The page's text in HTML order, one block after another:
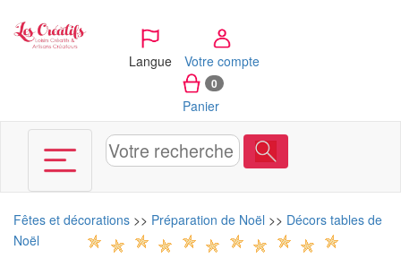
Langue Votre compte
0
Panier
Fêtes et décorations >> Préparation de Noël >> Décors tables de
Noël